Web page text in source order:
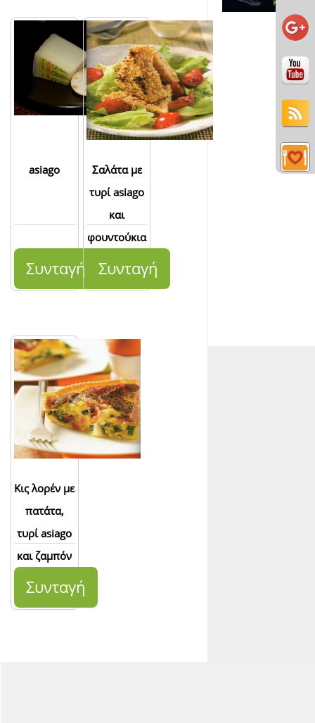
asiago
Συνταγή
Σαλάτα με
τυρί asiago
και
φουντούκια
Συνταγή
Κις λορέν με
πατάτα,
τυρί asiago
και ζαμπόν
Συνταγή